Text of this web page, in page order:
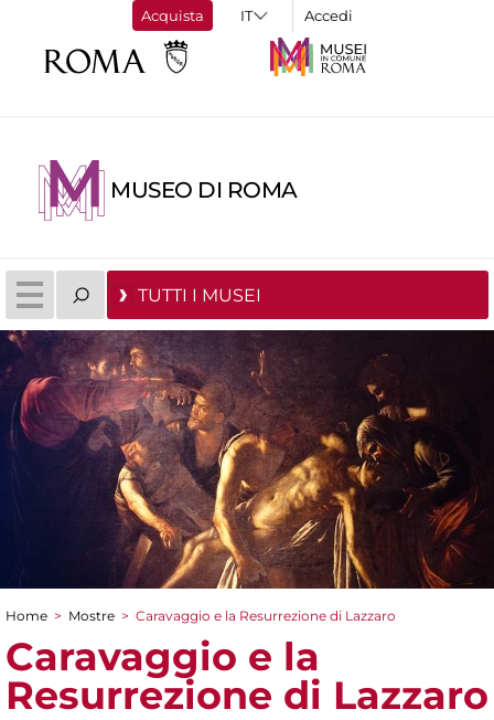
Acquista Accedi
MUSEO DI ROMA
TUTTI I MUSEI
Tu sei qui
Home > Mostre > Caravaggio e la Resurrezione di Lazzaro
Caravaggio e la
Resurrezione di Lazzaro